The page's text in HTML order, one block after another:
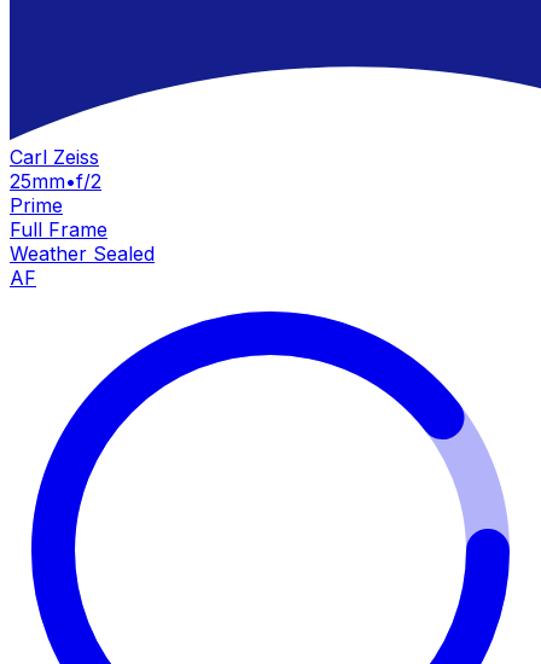
Carl Zeiss
25mm•f/2
Prime
Full Frame
Weather Sealed
AF